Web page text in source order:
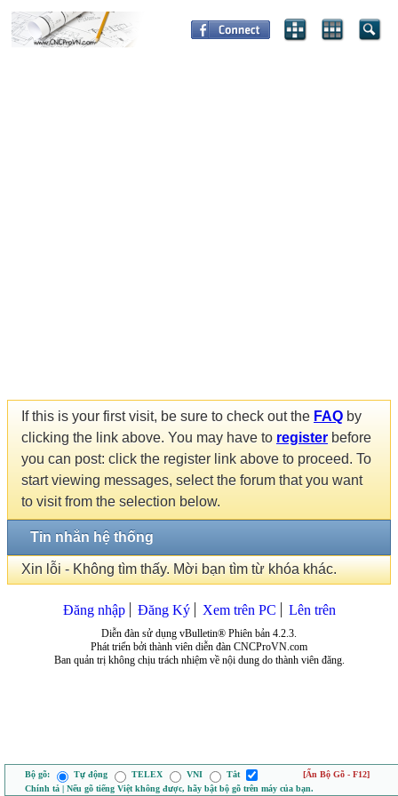
If this is your first visit, be sure to check out the FAQ by
clicking the link above. You may have to register before
you can post: click the register link above to proceed. To
start viewing messages, select the forum that you want
to visit from the selection below.
Tin nhắn hệ thống
Xin lỗi - Không tìm thấy. Mời bạn tìm từ khóa khác.
Đăng nhập Đăng Ký Xem trên PC Lên trên
Diễn đàn sử dụng vBulletin® Phiên bản 4.2.3.
Phát triển bởi thành viên diễn đàn CNCProVN.com
Ban quản trị không chịu trách nhiệm về nội dung do thành viên đăng.
Bộ gõ: Tự động TELEX VNI Tắt
[Ẩn Bộ Gõ - F12]
Chính tả | Nếu gõ tiếng Việt không được, hãy bật bộ gõ trên máy của bạn.